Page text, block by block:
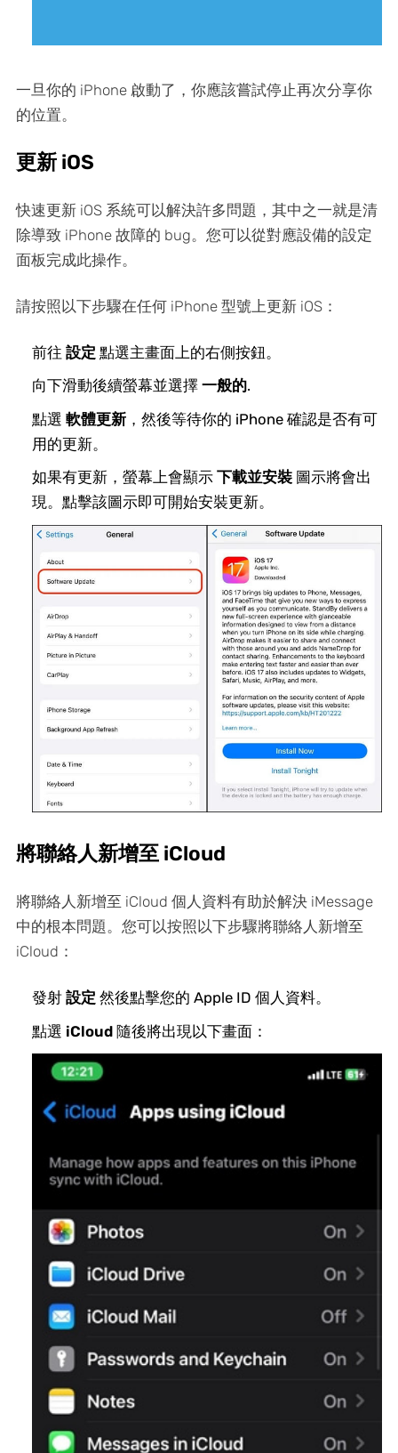
一旦你的 iPhone 啟動了，你應該嘗試停止再次分享你
的位置。
更新 iOS
快速更新 iOS 系統可以解決許多問題，其中之一就是清
除導致 iPhone 故障的 bug。您可以從對應設備的設定
面板完成此操作。
請按照以下步驟在任何 iPhone 型號上更新 iOS：
前往 設定 點選主畫面上的右側按鈕。
向下滑動後續螢幕並選擇 一般的.
點選 軟體更新，然後等待你的 iPhone 確認是否有可
用的更新。
如果有更新，螢幕上會顯示 下載並安裝圖示將會出
現。點擊該圖示即可開始安裝更新。
將聯絡人新增至 iCloud
將聯絡人新增至 iCloud 個人資料有助於解決 iMessage
中的根本問題。您可以按照以下步驟將聯絡人新增至
iCloud：
發射 設定 然後點擊您的 Apple ID 個人資料。
點選 iCloud 隨後將出現以下畫面：